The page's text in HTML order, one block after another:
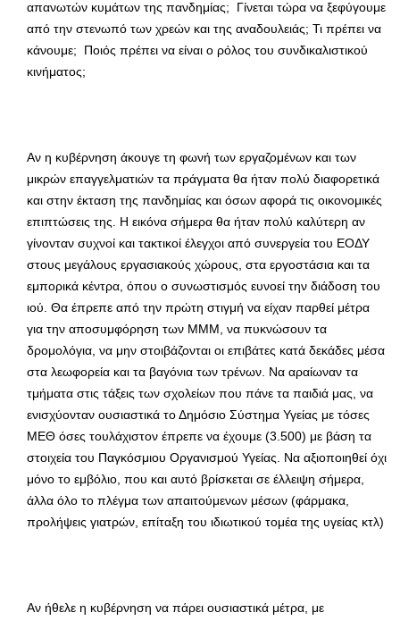
απανωτών κυμάτων της πανδημίας; Γίνεται τώρα να ξεφύγουμε
από την στενωπό των χρεών και της αναδουλειάς; Τι πρέπει να
κάνουμε; Ποιός πρέπει να είναι ο ρόλος του συνδικαλιστικού
κινήματος;
Αν η κυβέρνηση άκουγε τη φωνή των εργαζομένων και των
μικρών επαγγελματιών τα πράγματα θα ήταν πολύ διαφορετικά
και στην έκταση της πανδημίας και όσων αφορά τις οικονομικές
επιπτώσεις της. Η εικόνα σήμερα θα ήταν πολύ καλύτερη αν
γίνονταν συχνοί και τακτικοί έλεγχοι από συνεργεία του ΕΟΔΥ
στους μεγάλους εργασιακούς χώρους, στα εργοστάσια και τα
εμπορικά κέντρα, όπου ο συνωστισμός ευνοεί την διάδοση του
ιού. Θα έπρεπε από την πρώτη στιγμή να είχαν παρθεί μέτρα
για την αποσυμφόρηση των ΜΜΜ, να πυκνώσουν τα
δρομολόγια, να μην στοιβάζονται οι επιβάτες κατά δεκάδες μέσα
στα λεωφορεία και τα βαγόνια των τρένων. Να αραίωναν τα
τμήματα στις τάξεις των σχολείων που πάνε τα παιδιά μας, να
ενισχύονταν ουσιαστικά το Δημόσιο Σύστημα Υγείας με τόσες
ΜΕΘ όσες τουλάχιστον έπρεπε να έχουμε (3.500) με βάση τα
στοιχεία του Παγκόσμιου Οργανισμού Υγείας. Να αξιοποιηθεί όχι
μόνο το εμβόλιο, που και αυτό βρίσκεται σε έλλειψη σήμερα,
άλλα όλο το πλέγμα των απαιτούμενων μέσων (φάρμακα,
προλήψεις γιατρών, επίταξη του ιδιωτικού τομέα της υγείας κτλ)
Αν ήθελε η κυβέρνηση να πάρει ουσιαστικά μέτρα, με